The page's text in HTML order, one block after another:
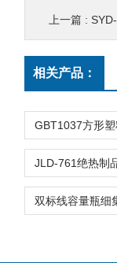
上一篇 :
相关产品：